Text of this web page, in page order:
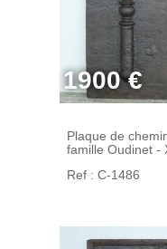
1900 €
Plaque de
famille Oudinet -
Ref : C-1486